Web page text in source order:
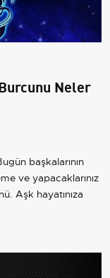
Neler
başkalarının
ve yapacaklarınız
Aşk hayatınıza